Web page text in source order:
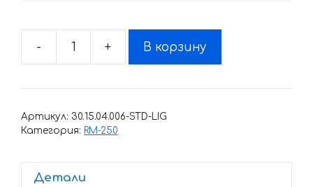
-
Количество
Комплект
+ В корзину
Артикул: 30.15.04.006-STD-LIG
Категория: RM-250
Детали